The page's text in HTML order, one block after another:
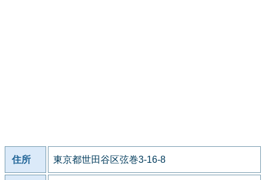
住所 東京都世田谷区弦巻3-16-8